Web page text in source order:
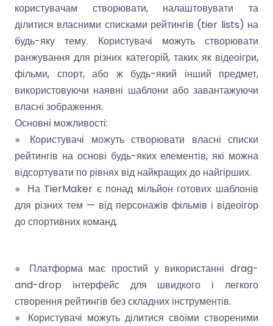
користувачам створювати, налаштовувати та
ділитися власними списками рейтингів (tier lists) на
будь-яку тему. Користувачі можуть створювати
ранжування для різних категорій, таких як відеоігри,
фільми, спорт, або ж будь-який інший предмет,
використовуючи наявні шаблони або завантажуючи
власні зображення.
Основні можливості:
● Користувачі можуть створювати власні списки
рейтингів на основі будь-яких елементів, які можна
відсортувати по рівнях від найкращих до найгірших.
● На TierMaker є понад мільйон готових шаблонів
для різних тем — від персонажів фільмів і відеоігор
до спортивних команд.
● Платформа має простий у використанні drag-
and-drop інтерфейс для швидкого і легкого
створення рейтингів без складних інструментів.
● Користувачі можуть ділитися своїми створеними